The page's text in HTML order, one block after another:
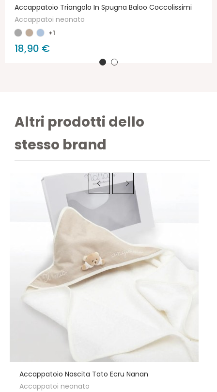
Accappatoio Triangolo In Spugna Baloo Coccolissimi
Accappatoi neonato
+1
18,90 €
Altri prodotti dello
stesso brand
Accappatoio Nascita Tato Ecru Nanan
Accappatoi neonato